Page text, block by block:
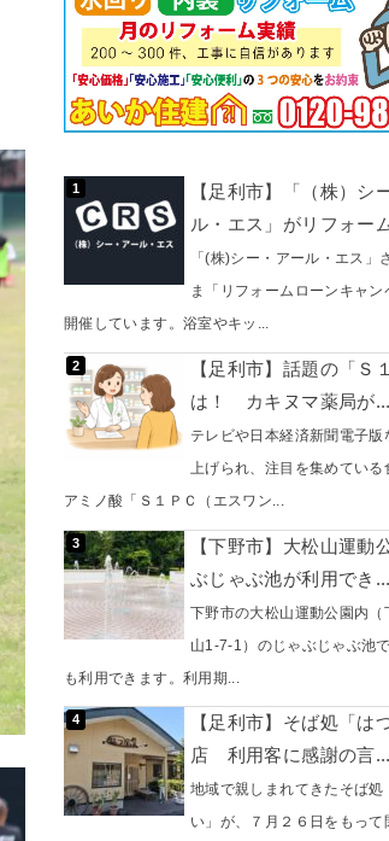
【足利市】「（株）シ
ル・エス」がリフォー
「(株)シー・アール・エス」
ま「リフォームローンキャン
開催しています。浴室やキッ...
【足利市】話題の「Ｓ
は！ カキヌマ薬局が...
テレビや日本経済新聞電子版
上げられ、注目を集めてい
アミノ酸「Ｓ１ＰＣ（エスワン...
【下野市】大松山運動
ぶじゃぶ池が利用でき...
下野市の大松山運動公園内（
山1-7-1）のじゃぶじゃぶ池
も利用できます。利用期...
【足利市】そば処「は
店 利用客に感謝の言...
地域で親しまれてきたそば処
い」が、７月２６日をもって